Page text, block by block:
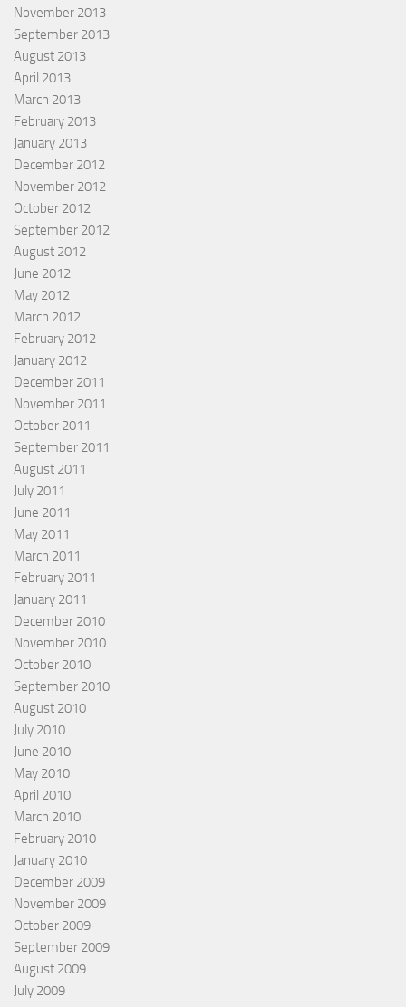
November 2013
September 2013
August 2013
April 2013
March 2013
February 2013
January 2013
December 2012
November 2012
October 2012
September 2012
August 2012
June 2012
May 2012
March 2012
February 2012
January 2012
December 2011
November 2011
October 2011
September 2011
August 2011
July 2011
June 2011
May 2011
March 2011
February 2011
January 2011
December 2010
November 2010
October 2010
September 2010
August 2010
July 2010
June 2010
May 2010
April 2010
March 2010
February 2010
January 2010
December 2009
November 2009
October 2009
September 2009
August 2009
July 2009